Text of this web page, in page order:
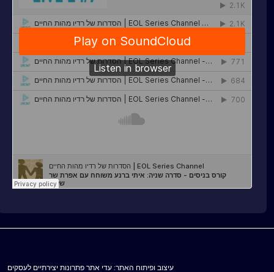
עיצוב ופיתוח האתר: עדי אתר פתרונות יצירתיים לעסקים